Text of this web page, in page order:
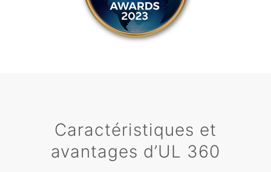
Caractéristiques et
avantages d’UL 360